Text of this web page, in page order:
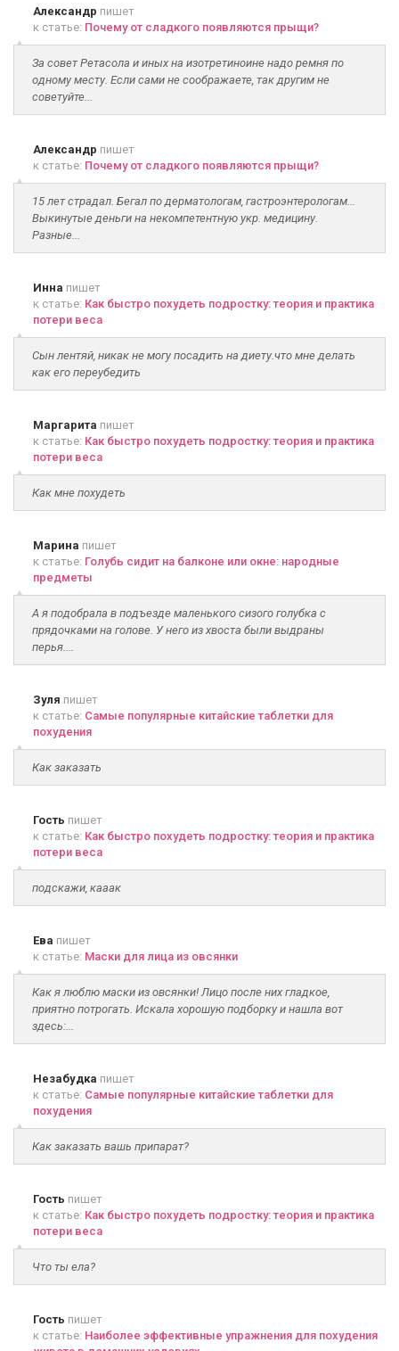
Александр пишет
к статье: Почему от сладкого появляются прыщи?
За совет Ретасола и иных на изотретиноине надо ремня по
одному месту. Если сами не соображаете, так другим не
советуйте...
Александр пишет
к статье: Почему от сладкого появляются прыщи?
15 лет страдал. Бегал по дерматологам, гастроэнтерологам...
Выкинутые деньги на некомпетентную укр. медицину.
Разные...
Инна пишет
к статье: Как быстро похудеть подростку: теория и практика
потери веса
Сын лентяй, никак не могу посадить на диету.что мне делать
как его переубедить
Маргарита пишет
к статье: Как быстро похудеть подростку: теория и практика
потери веса
Как мне похудеть
Марина пишет
к статье: Голубь сидит на балконе или окне: народные
предметы
А я подобрала в подъезде маленького сизого голубка с
прядочками на голове. У него из хвоста были выдраны
перья....
Зуля пишет
к статье: Самые популярные китайские таблетки для
похудения
Как заказать
Гость пишет
к статье: Как быстро похудеть подростку: теория и практика
потери веса
подскажи, кааак
Ева пишет
к статье: Маски для лица из овсянки
Как я люблю маски из овсянки! Лицо после них гладкое,
приятно потрогать. Искала хорошую подборку и нашла вот
здесь:...
Незабудка пишет
к статье: Самые популярные китайские таблетки для
похудения
Как заказать вашь припарат?
Гость пишет
к статье: Как быстро похудеть подростку: теория и практика
потери веса
Что ты ела?
Гость пишет
к статье: Наиболее эффективные упражнения для похудения